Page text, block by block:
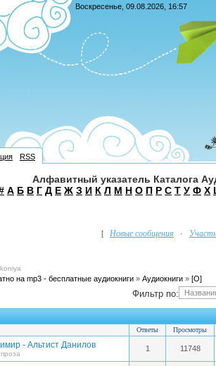
Воскресенье, 09.08.2026, 16:57
RSS
Алфавитный указатель Каталога
А Б В Г Д Е Ж З И К Л М Н О П Р С Т У Ф Х
[ Новые сообщения ·
на mp3 - бесплатные аудиокниги » Аудиокниги » [О]
Фильтр по:
Ответы Просмотры
- Альтист Данилов 1 11748